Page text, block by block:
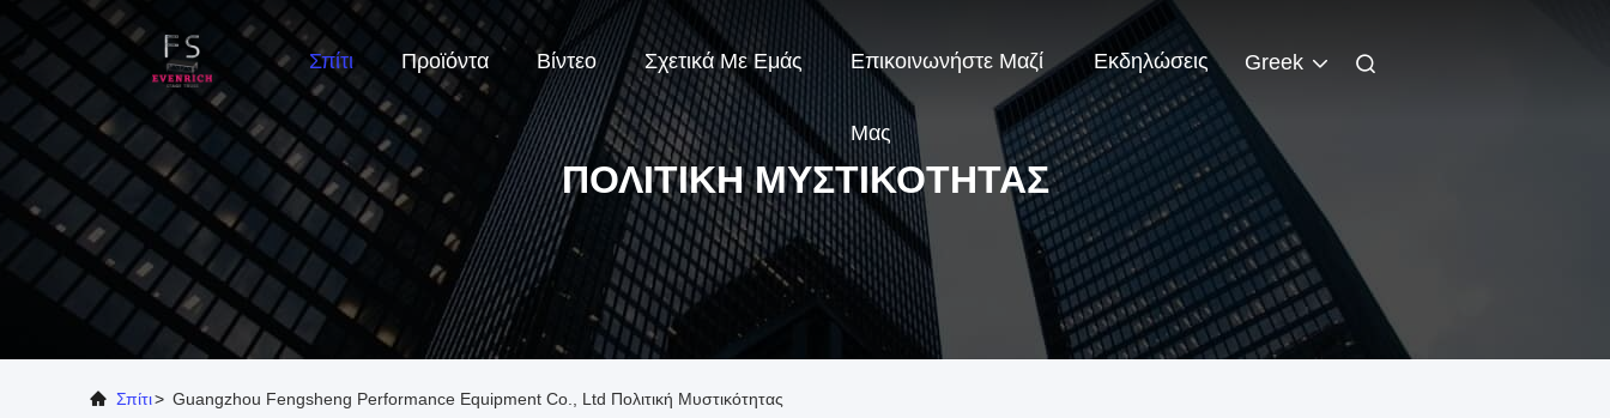
Σπίτι Προϊόντα Βίντεο Σχετικά Με Εμάς Επικοινωνήστε Μαζί
Μας
Εκδηλώσεις Greek
ΠΟΛΙΤΙΚΉ ΜΥΣΤΙΚΌΤΗΤΑΣ
Σπίτι> Guangzhou Fengsheng Performance Equipment Co., Ltd Πολιτική Μυστικότητας